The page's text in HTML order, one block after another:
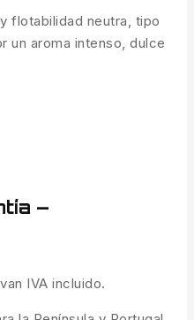
flotabilidad neutra, tipo
un aroma intenso, dulce
–
IVA incluido.